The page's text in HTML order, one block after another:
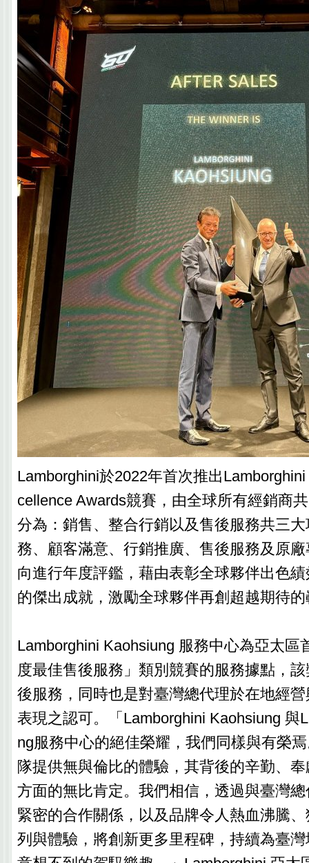
Lamborghini於2022年首次推出
cellence Awards競賽，由全球所有經銷商
分為：銷售、整合行銷以及售後服務共三
務、顧客滿意、行銷推廣、售後服務及原
向進行年度評鑑，藉由表彰全球夥伴出色
的傑出成就，激勵全球夥伴再創超越期待
Lamborghini Kaohsiung 服務中心為亞太區
度最佳售後服務」類別競賽的服務據點，
後服務，同時也是對臺灣總代理於在地經
表現之認可。「Lamborghini Kaohsiung 與
ng服務中心的絕佳榮耀，我們同樣與有榮
隊提供無與倫比的體驗，其背後的辛勤、
方面的無比肯定。我們相信，透過與臺灣
緊密的合作關係，以及品牌令人熱血沸騰
列與體驗，將創新更多里程碑，持續為臺